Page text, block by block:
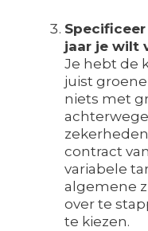
jaar je wilt
Je hebt de
juist groene
niets met
contract
variabele
algemene
over te
te kiezen.